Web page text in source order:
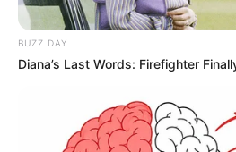
BUZZ DAY
Diana’s Last Words: Firefighter